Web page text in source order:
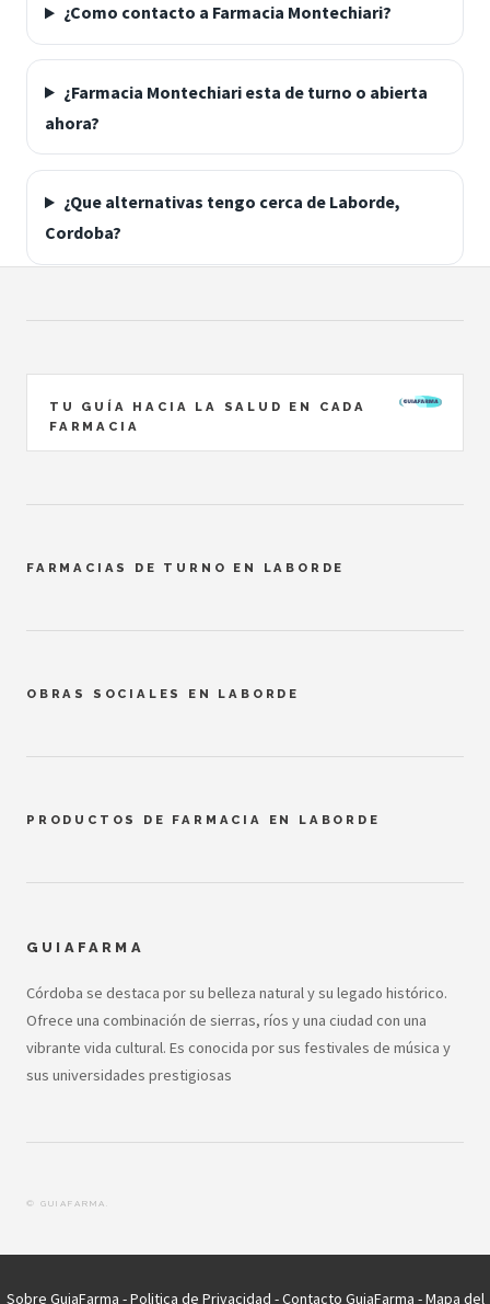
¿Como contacto a Farmacia Montechiari?
¿Farmacia Montechiari esta de turno o abierta
ahora?
¿Que alternativas tengo cerca de Laborde,
Cordoba?
TU GUÍA HACIA LA SALUD EN CADA
FARMACIA
FARMACIAS DE TURNO EN LABORDE
OBRAS SOCIALES EN LABORDE
PRODUCTOS DE FARMACIA EN LABORDE
GUIAFARMA
Córdoba se destaca por su belleza natural y su legado histórico.
Ofrece una combinación de sierras, ríos y una ciudad con una
vibrante vida cultural. Es conocida por sus festivales de música y
sus universidades prestigiosas
© GUIAFARMA.
Sobre GuiaFarma -Politica de Privacidad -Contacto GuiaFarma -Mapa del